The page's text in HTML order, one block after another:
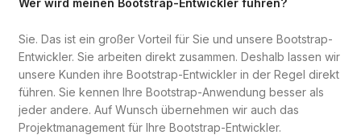
Wer wird meinen Bootstrap-Entwickler führen?
Sie. Das ist ein großer Vorteil für Sie und unsere Bootstrap-
Entwickler. Sie arbeiten direkt zusammen. Deshalb lassen wir
unsere Kunden ihre Bootstrap-Entwickler in der Regel direkt
führen. Sie kennen Ihre Bootstrap-Anwendung besser als
jeder andere. Auf Wunsch übernehmen wir auch das
Projektmanagement für Ihre Bootstrap-Entwickler.